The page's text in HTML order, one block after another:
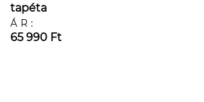
tapéta
ÁR:
65 990 Ft